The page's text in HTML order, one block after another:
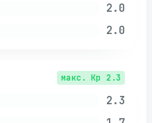
2.0
2.0
макс. Kp 2.3
2.3